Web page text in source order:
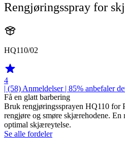
Rengjøringsspray for
HQ110/02
4
| (58) Anmeldelser| 85% anbefaler
Få en glatt barbering
Bruk rengjøringssprayen HQ110 for
rengjøre og smøre skjærehodene. En
optimal skjæreytelse.
Se alle fordeler